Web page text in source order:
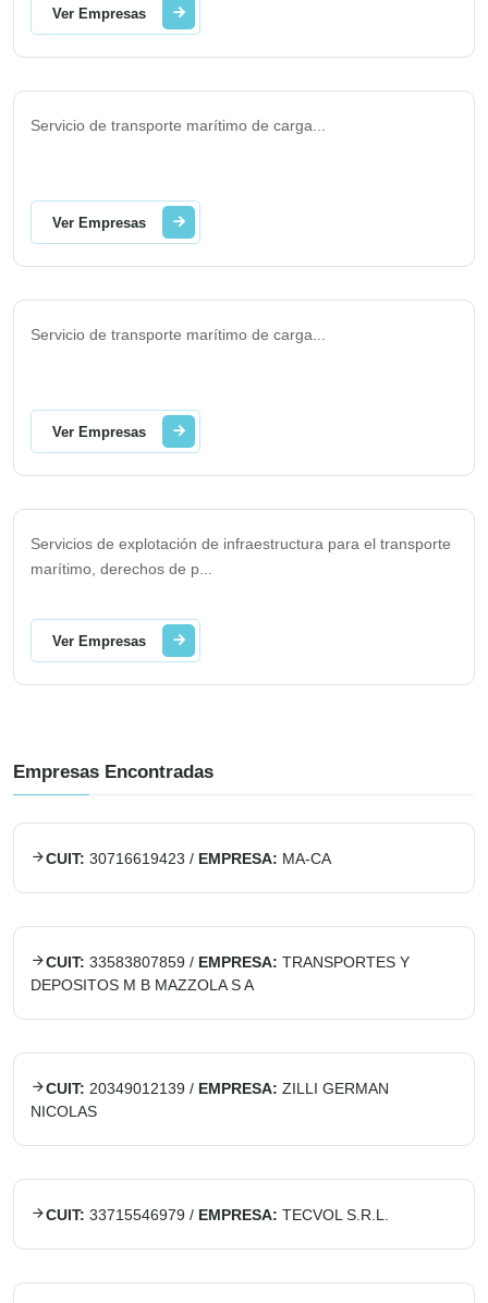
Ver Empresas
Servicio de transporte marítimo de carga
Ver Empresas
Servicio de transporte marítimo de carga
Ver Empresas
Servicios de explotación de infraestructura para el transporte
marítimo, derechos de p
Ver Empresas
Empresas Encontradas
CUIT: 30716619423 / EMPRESA: MA-CA
CUIT: 33583807859 / EMPRESA: TRANSPORTES Y
DEPOSITOS M B MAZZOLA S A
CUIT: 20349012139 / EMPRESA: ZILLI GERMAN
NICOLAS
CUIT: 33715546979 / EMPRESA: TECVOL S.R.L.